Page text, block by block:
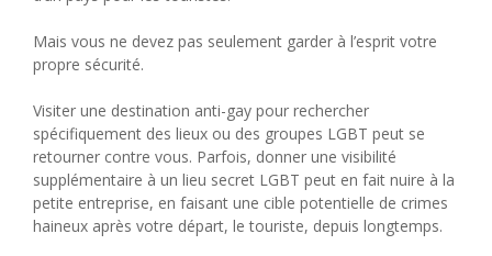
Mais vous ne devez pas seulement garder à l’esprit votre
propre sécurité.
Visiter une destination anti-gay pour rechercher
spécifiquement des lieux ou des groupes LGBT peut se
retourner contre vous. Parfois, donner une visibilité
supplémentaire à un lieu secret LGBT peut en fait nuire à la
petite entreprise, en faisant une cible potentielle de crimes
haineux après votre départ, le touriste, depuis longtemps.